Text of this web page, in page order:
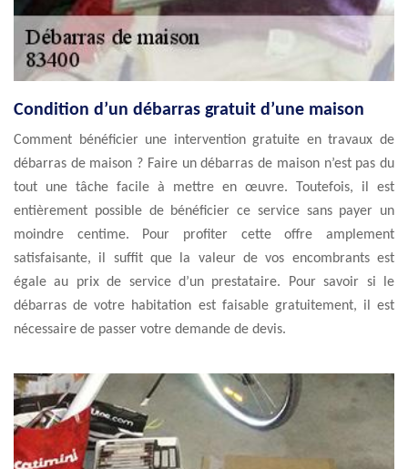
Condition d’un débarras gratuit d’une maison
Comment bénéficier une intervention gratuite en travaux de
débarras de maison ? Faire un débarras de maison n’est pas du
tout une tâche facile à mettre en œuvre. Toutefois, il est
entièrement possible de bénéficier ce service sans payer un
moindre centime. Pour profiter cette offre amplement
satisfaisante, il suffit que la valeur de vos encombrants est
égale au prix de service d’un prestataire. Pour savoir si le
débarras de votre habitation est faisable gratuitement, il est
nécessaire de passer votre demande de devis.